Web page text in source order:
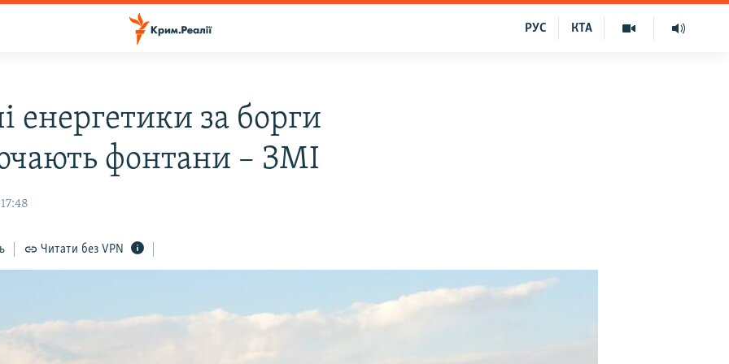
КТА
РУС
енергетики за борги
фонтани – ЗМІ
Читати без VPN